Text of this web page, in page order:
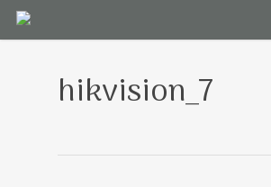
Skip
to
hikvision_7